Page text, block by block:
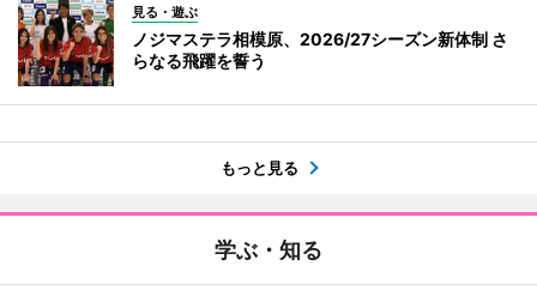
見る・遊ぶ
ノジマステラ相模原、2026/27シーズン新体制 さ
らなる飛躍を誓う
もっと見る
学ぶ・知る